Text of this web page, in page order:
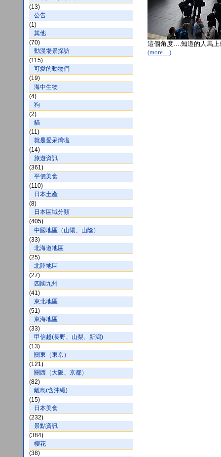
(13)
公告
(1)
其他
(70)
動漫場景探訪
(115)
可愛的動物們
(19)
海中生物
(4)
狗
(2)
貓
(11)
就是愛呆灣啦
(14)
旅遊資訊
(361)
平價美食
(110)
日本土產
(8)
日本區域分類
(405)
中國地區（山陽、山陰）
(33)
北海道地區
(25)
北陸地區
(27)
四國九州
(41)
東北地區
(51)
東海地區
(33)
甲信越(長野、山梨、新潟)
(13)
關東（東京）
(121)
關西（大阪、京都）
(82)
離島(含沖繩)
(15)
日本美食
(232)
景點資訊
(384)
櫻花
(38)
這個角度….知道的人馬
(more…)